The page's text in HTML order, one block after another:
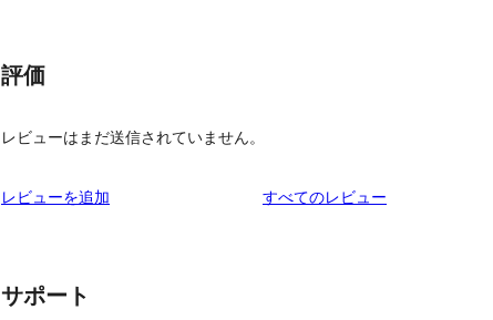
評価
レビューはまだ送信されていません。
レビューを追加 すべてのレビュー
サポート